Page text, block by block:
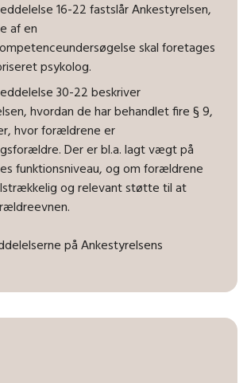
16-22 fastslår Ankestyrelsen,
af en
skal foretages
psykolog.
30-22 beskriver
hvordan de har behandlet fire § 9,
hvor forældrene er
Der er bl.a. lagt vægt på
funktionsniveau, og om forældrene
og relevant støtte til at
på Ankestyrelsens